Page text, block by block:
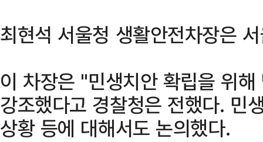
최현석 서울청 생활안전차장은
이 차장은 "민생치안 확립을 위
강조했다고 경찰청은 전했다. 민
상황 등에 대해서도 논의했다.